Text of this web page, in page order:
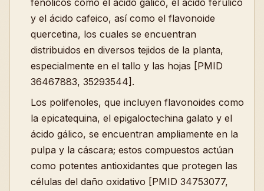
fenólicos como el ácido gálico, el ácido ferúlico
y el ácido cafeico, así como el flavonoide
quercetina, los cuales se encuentran
distribuidos en diversos tejidos de la planta,
especialmente en el tallo y las hojas [PMID
36467883, 35293544].
Los polifenoles, que incluyen flavonoides como
la epicatequina, el epigaloctechina galato y el
ácido gálico, se encuentran ampliamente en la
pulpa y la cáscara; estos compuestos actúan
como potentes antioxidantes que protegen las
células del daño oxidativo [PMID 34753077,